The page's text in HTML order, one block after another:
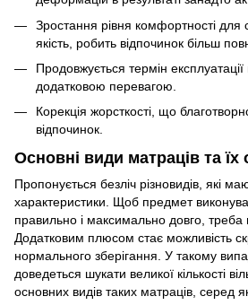
Зростання рівня комфортності
якість, робить відпочинок більш
Продовжується термін
додатковою перевагою.
Корекція жорсткості, що
відпочинок.
Основні види матраців та їх
Пропонується безліч різновидів, які
характеристики. Щоб предмет
правильно і максимально довго, треба
Додатковим плюсом стає можливість
нормального зберігання. У такому
доведеться шукати великої кількості
основних видів таких матраців, серед